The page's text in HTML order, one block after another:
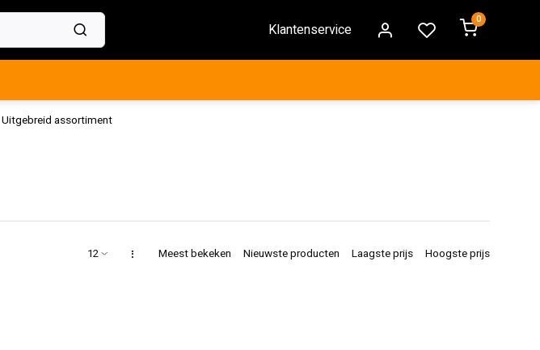
Klantenservice
0
Uitgebreid assortiment
Meest bekeken Nieuwste producten Laagste prijs Hoogste prijs